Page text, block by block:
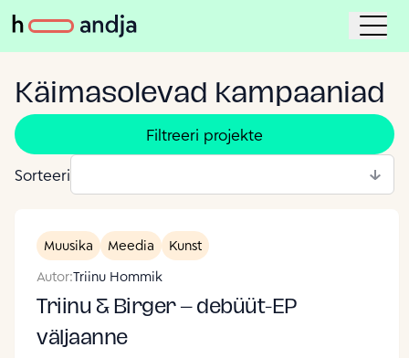
Käimasolevad kampaaniad
Filtreeri projekte
Sorteeri
Muusika Meedia
Kunst
Autor:Triinu Hommik
Triinu & Birger – debüüt-EP
väljaanne